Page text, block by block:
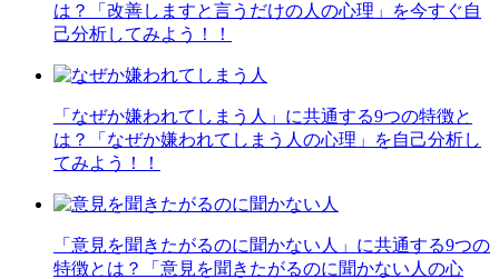
は？「改善しますと言うだけの人の心理」を今すぐ自
己分析してみよう！！
「なぜか嫌われてしまう人」に共通する9つの特徴と
は？「なぜか嫌われてしまう人の心理」を自己分析し
てみよう！！
「意見を聞きたがるのに聞かない人」に共通する9つの
特徴とは？「意見を聞きたがるのに聞かない人の心